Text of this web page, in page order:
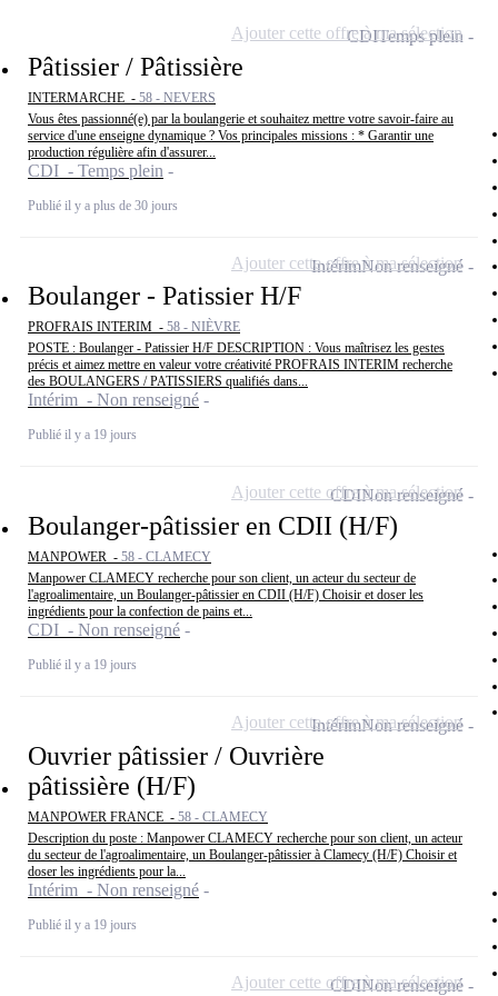
Pâtissier / Pâtissière
INTERMARCHE - 58 - NEVERS
Vous êtes passionné(e) par la boulangerie et souhaitez mettre votre savoir-faire au
service d'une enseigne dynamique ? Vos principales missions : * Garantir une
production régulière afin d'assurer...
CDI - Temps plein
Publié il y a plus de 30 jours
CDITemps plein
Ajouter cette offre à ma sélection
Boulanger - Patissier H/F
PROFRAIS INTERIM - 58 - NIÈVRE
POSTE : Boulanger - Patissier H/F DESCRIPTION : Vous maîtrisez les gestes
précis et aimez mettre en valeur votre créativité PROFRAIS INTERIM recherche
des BOULANGERS / PATISSIERS qualifiés dans...
Intérim - Non renseigné
Publié il y a 19 jours
IntérimNon renseigné
Ajouter cette offre à ma sélection
Boulanger-pâtissier en CDII (H/F)
MANPOWER - 58 - CLAMECY
Manpower CLAMECY recherche pour son client, un acteur du secteur de
l'agroalimentaire, un Boulanger-pâtissier en CDII (H/F) Choisir et doser les
ingrédients pour la confection de pains et...
CDI - Non renseigné
Publié il y a 19 jours
CDINon renseigné
Ajouter cette offre à ma sélection
Ouvrier pâtissier / Ouvrière
pâtissière (H/F)
MANPOWER FRANCE - 58 - CLAMECY
Description du poste : Manpower CLAMECY recherche pour son client, un acteur
du secteur de l'agroalimentaire, un Boulanger-pâtissier à Clamecy (H/F) Choisir et
doser les ingrédients pour la...
Intérim - Non renseigné
Publié il y a 19 jours
IntérimNon renseigné
Ajouter cette offre à ma sélection
CDINon renseigné
Ajouter cette offre à ma sélection